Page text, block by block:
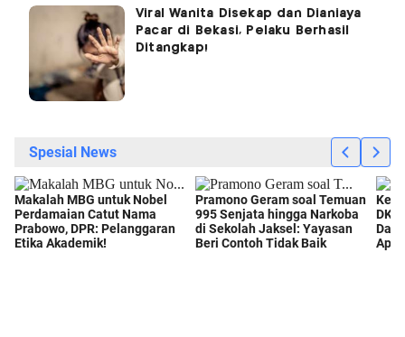
Viral Wanita Disekap dan Dianiaya
Pacar di Bekasi, Pelaku Berhasil
Ditangkap!